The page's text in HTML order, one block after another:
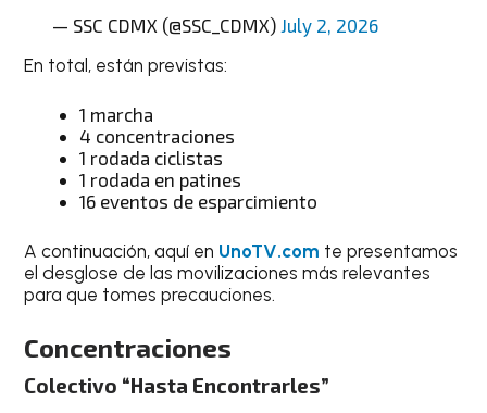
— SSC CDMX (@SSC_CDMX) July 2, 2026
En total, están previstas:
1 marcha
4 concentraciones
1 rodada ciclistas
1 rodada en patines
16 eventos de esparcimiento
A continuación, aquí en UnoTV.com te presentamos
el desglose de las movilizaciones más relevantes
para que tomes precauciones.
Concentraciones
Colectivo “Hasta Encontrarles”